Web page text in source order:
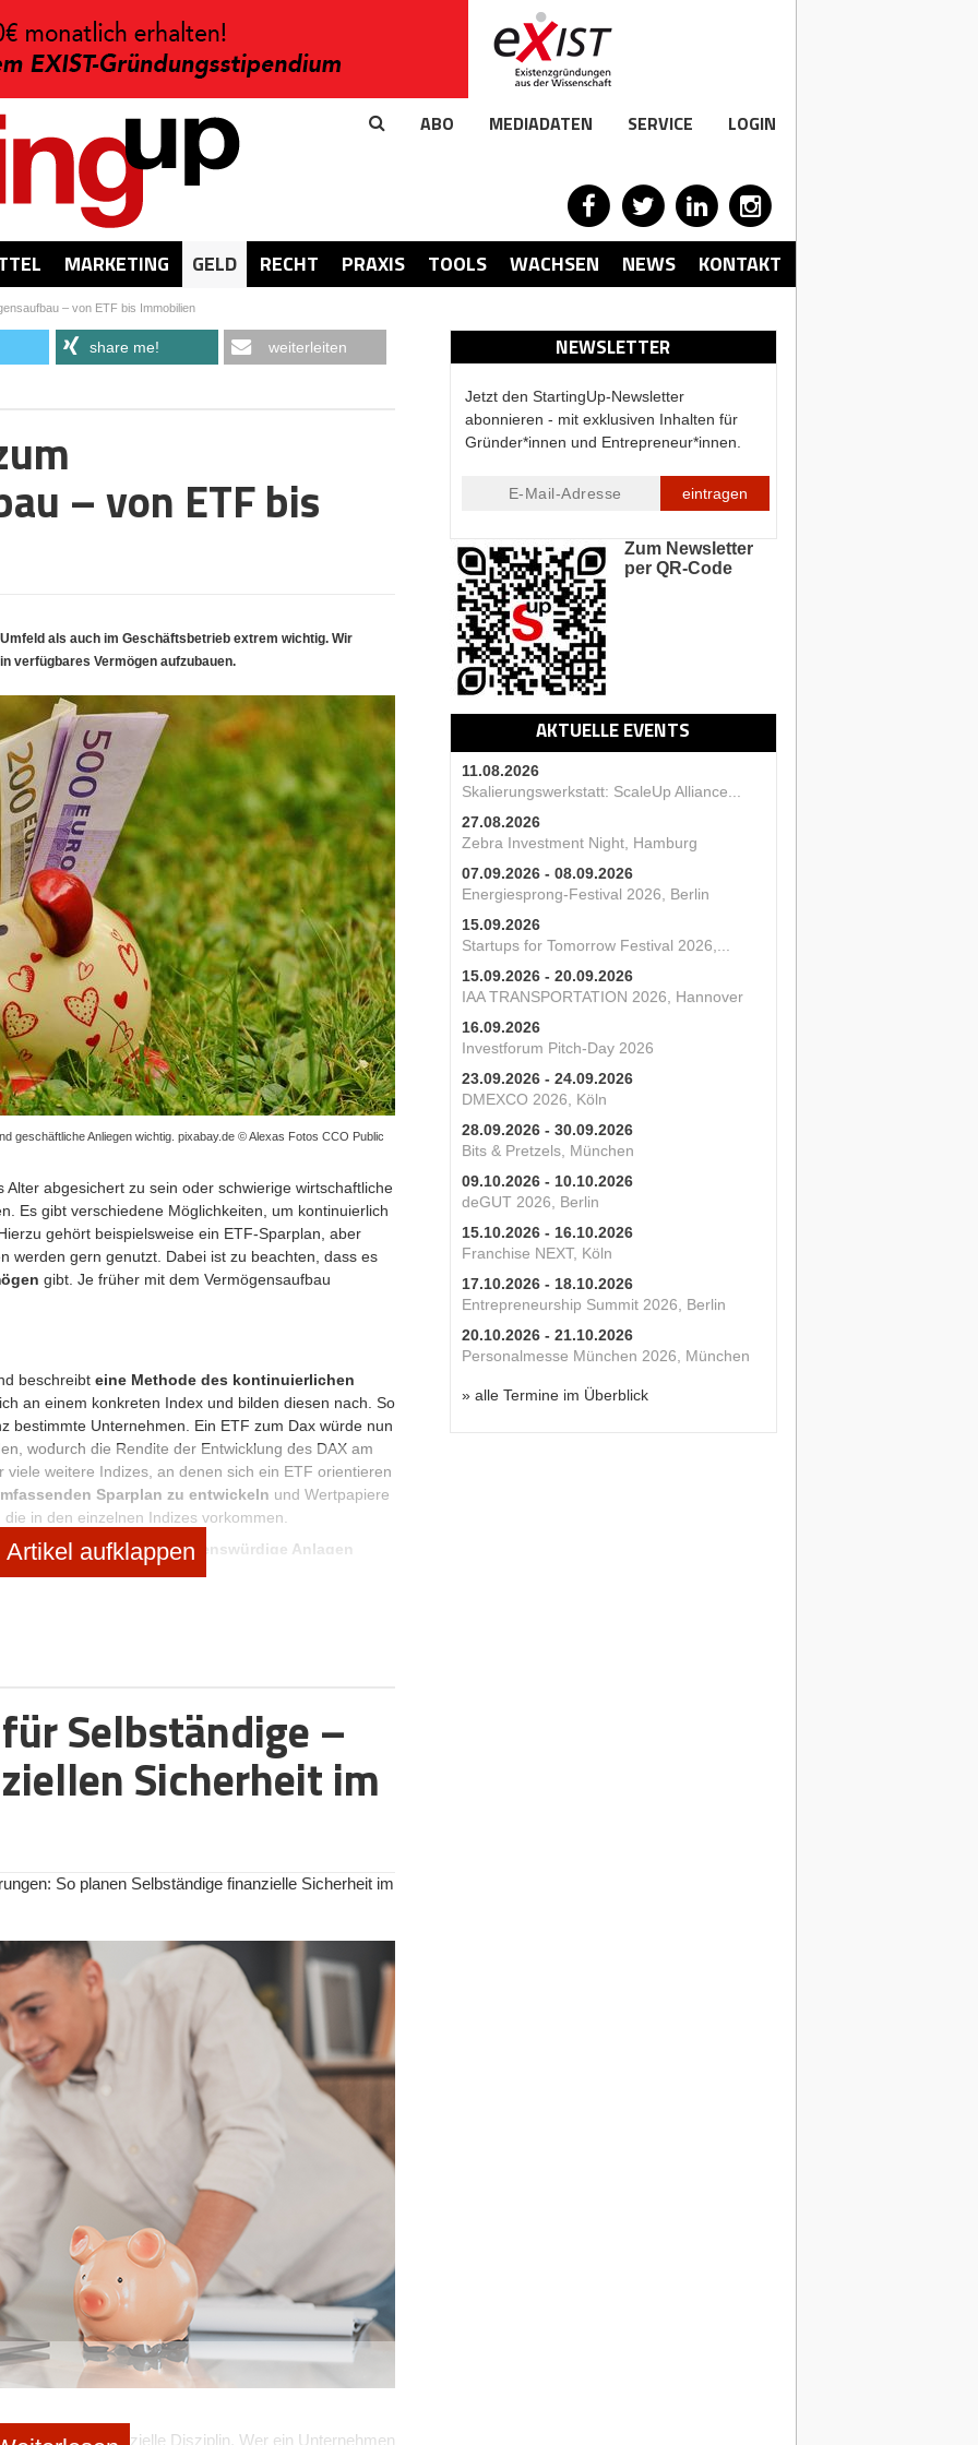
ABO MEDIADATEN SERVICE LOGIN
MARKETING GELD RECHT PRAXIS TOOLS WACHSEN NEWS KONTAKT
– von ETF bis Immobilien
NEWSLETTER
Jetzt den StartingUp-Newsletter
abonnieren - mit exklusiven Inhalten für
Gründer*innen und Entrepreneur*innen.
eintragen
Zum Newsletter
per QR-Code
AKTUELLE EVENTS
11.08.2026
Skalierungswerkstatt: ScaleUp Alliance...
27.08.2026
Zebra Investment Night, Hamburg
07.09.2026 - 08.09.2026
Energiesprong-Festival 2026, Berlin
15.09.2026
Startups for Tomorrow Festival 2026,...
15.09.2026 - 20.09.2026
IAA TRANSPORTATION 2026, Hannover
16.09.2026
Investforum Pitch-Day 2026
23.09.2026 - 24.09.2026
DMEXCO 2026, Köln
28.09.2026 - 30.09.2026
Bits & Pretzels, München
09.10.2026 - 10.10.2026
deGUT 2026, Berlin
15.10.2026 - 16.10.2026
Franchise NEXT, Köln
17.10.2026 - 18.10.2026
Entrepreneurship Summit 2026, Berlin
20.10.2026 - 21.10.2026
Personalmesse München 2026, München
» alle Termine im Überblick
share me! weiterleiten
– von ETF bis
als auch im Geschäftsbetrieb extrem wichtig. Wir
verfügbares Vermögen aufzubauen.
geschäftliche Anliegen wichtig. pixabay.de © Alexas Fotos CCO Public
abgesichert zu sein oder schwierige wirtschaftliche
Es gibt verschiedene Möglichkeiten, um kontinuierlich
gehört beispielsweise ein ETF-Sparplan, aber
werden gern genutzt. Dabei ist zu beachten, dass es
gibt. Je früher mit dem Vermögensaufbau
beschreibt eine Methode des kontinuierlichen
an einem konkreten Index und bilden diesen nach. So
bestimmte Unternehmen. Ein ETF zum Dax würde nun
wodurch die Rendite der Entwicklung des DAX am
weitere Indizes, an denen sich ein ETF orientieren
Sparplan zu entwickeln und Wertpapiere
in den einzelnen Indizes vorkommen.
bewährte und vertrauenswürdige Anlagen
Vermögensaufbau statt großer Sprünge
Markt
nutzen
eine Versorgungslücke vor. Das bedeutet,
Finanzbedarf liegt. Um diese Lücke
privat vorzusorgen
. Hierfür bietet der Staat
Interesse daran, dass sich die Menschen selbst
im Alter nicht durch Sozialleistungen einspringen zu
deutlich teurer alsdie staatlichen Förderung zum
ist das Riestern. Hier investieren
hinweg Geld und bekommen hierfür staatliche
nach und nach ein Betrag an,der später als Rente
möglich, Förderungen für eine Rürup-Rente zu nutzen,
Beratung hilft dabei, genau die Investitionen
Artikel aufklappen
Selbständige –
Sicherheit im
So planen Selbständige finanzielle Sicherheit im
aber finanzielle Disziplin. Wer ein Unternehmen